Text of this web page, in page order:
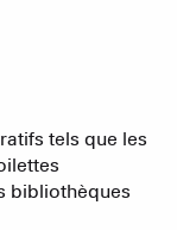
tels que les
bibliothèques